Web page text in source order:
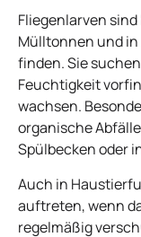
Fliegenlarven
Mülltonnen und in
finden. Sie
Feuchtigkeit
wachsen.
organische
Spülbecken oder
Auch in
auftreten, wenn
regelmäßig